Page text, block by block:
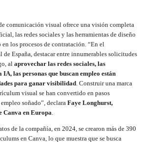
comunicación visual ofrece una visión completa
las redes sociales y las herramientas de diseño
los procesos de contratación. “En el
España, destacar entre innumerables solicitudes
al aprovechar las redes sociales, las
las personas que buscan empleo están
para ganar visibilidad. Construir una marca
visual se han convertido en pasos
soñado”, declara Faye Longhurst,
Canva en Europa.
de la compañía, en 2024, se crearon más de 390
en Canva, lo que muestra que se busca